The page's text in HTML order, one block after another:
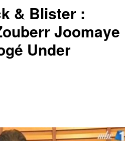
& Blister :
Joomaye
Under